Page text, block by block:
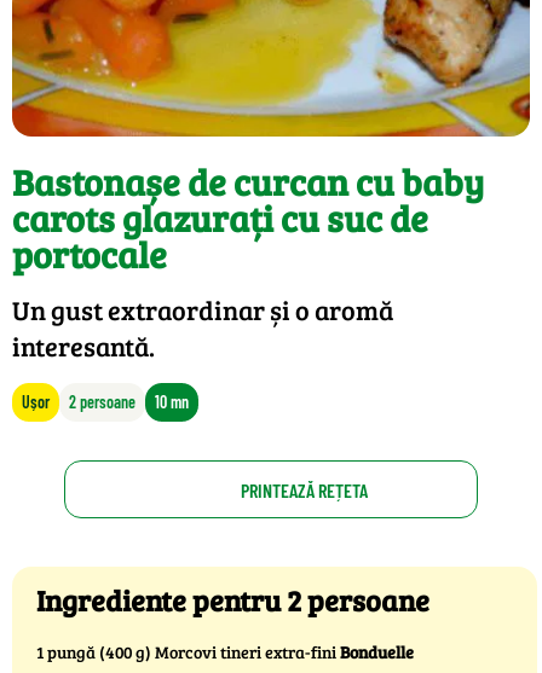
Bastonașe de curcan cu baby
carots glazurați cu suc de
portocale
Un gust extraordinar și o aromă
interesantă.
Ușor 2 persoane 10 mn
PRINTEAZĂ REȚETA
Ingrediente pentru 2 persoane
1 pungă (400 g) Morcovi tineri extra-finiBonduelle